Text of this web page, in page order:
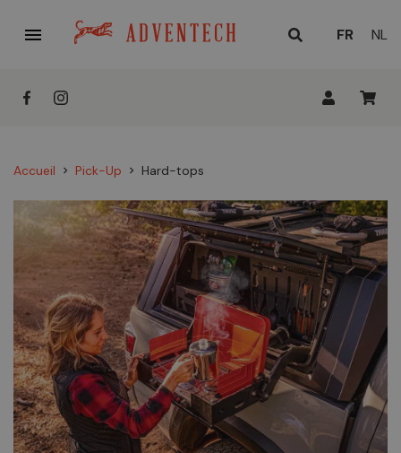

LANGUE
FR NL
Accueil chevron_right Pick-Up chevron_right Hard-tops